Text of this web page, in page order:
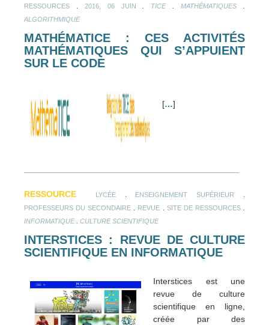
RESSOURCES
2016, 06 JUIN TICE.MATHÉMATIQUES
ALGORITHMIQUE
MATHÉMATICE : CES ACTIVITÉS
MATHÉMATIQUES QUI S’APPUIENT
SUR LE CODE
[…]
RESSOURCE LYCÉE. ENSEIGNEMENT SUPÉRIEUR
PROFESSEURS DU SECONDAIRE REVUE SITE DE RESSOURCES.
INFORMATIQUE. CULTURE SCIENTIFIQUE
INTERSTICES : REVUE DE CULTURE
SCIENTIFIQUE EN INFORMATIQUE
Interstices est une
revue de culture
scientifique en ligne,
créée par des